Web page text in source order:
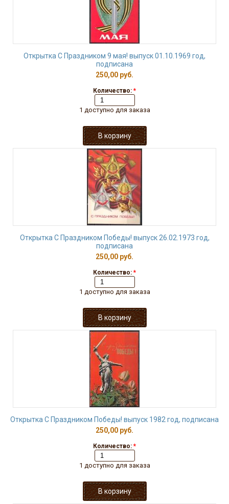
Открытка С Праздником 9 мая! выпуск 01.10.1969 год,
подписана
250,00 руб.
Количество: *
1 доступно для заказа
Открытка С Праздником Победы! выпуск 26.02.1973 год,
подписана
250,00 руб.
Количество: *
1 доступно для заказа
Открытка С Праздником Победы! выпуск 1982 год, подписана
250,00 руб.
Количество: *
1 доступно для заказа